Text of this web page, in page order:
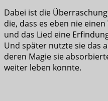
Dabei ist die
die, dass es eben nie
und das Lied eine
Und später nutzte sie das
deren Magie sie
weiter leben konnte.